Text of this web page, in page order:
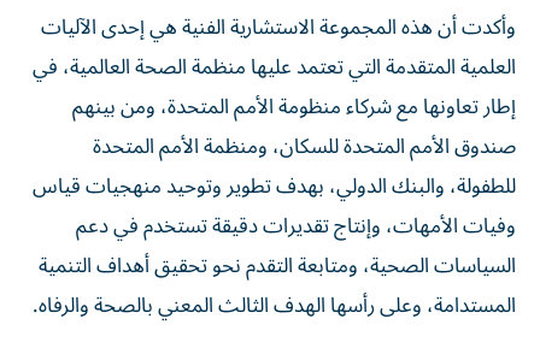
وأكدت أن هذه المجموعة الاستشارية الفنية هي إحدى الآليات
العلمية المتقدمة التي تعتمد عليها منظمة الصحة العالمية، في
إطار تعاونها مع شركاء منظومة الأمم المتحدة، ومن بينهم
صندوق الأمم المتحدة للسكان، ومنظمة الأمم المتحدة
للطفولة، والبنك الدولي، بهدف تطوير وتوحيد منهجيات قياس
وفيات الأمهات، وإنتاج تقديرات دقيقة تستخدم في دعم
السياسات الصحية، ومتابعة التقدم نحو تحقيق أهداف التنمية
المستدامة، وعلى رأسها الهدف الثالث المعني بالصحة والرفاه.